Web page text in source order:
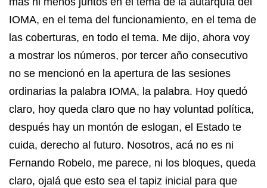
IOMA, en el tema del funcionamiento, en el tema de
las coberturas, en todo el tema. Me dijo, ahora voy
a mostrar los números, por tercer año consecutivo
no se mencionó en la apertura de las sesiones
ordinarias la palabra IOMA, la palabra. Hoy quedó
claro, hoy queda claro que no hay voluntad política,
después hay un montón de eslogan, el Estado te
cuida, derecho al futuro. Nosotros, acá no es ni
Fernando Robelo, me parece, ni los bloques, queda
claro, ojalá que esto sea el tapiz inicial para que